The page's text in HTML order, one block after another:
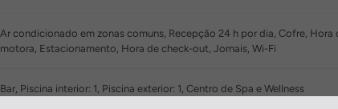
Ar condicionado em zonas comuns, Recepção 24 h por dia, Cofre,
motora, Estacionamento, Hora de check-out, Jornais, Wi-Fi
Bar, Piscina interior: 1, Piscina exterior: 1, Centro de Spa e Wellness